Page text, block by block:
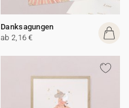
Danksagungen
ab 2,16 €